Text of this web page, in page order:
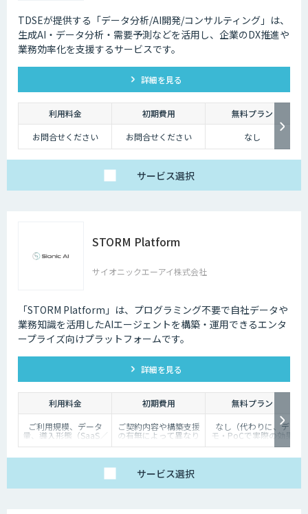
形態素解析、構文解析はコンピューターの得意分野ですが、意味解析や文
脈解析は曖昧な表現や文化による違いなどルール化が難しく、自動翻訳を
GoogleやYahooの検索エンジンによる検索、自動翻訳サイトや、Appleの
SiriやGoogleEchoの音声認識などに自然言語処理の技術は使われていま
す。
この課題を解決するためにAI・人工知能が活用されています。大量のデー
タを高速にコンピューターに学習できる「機械学習」の技術が進歩したこ
とで、より人間に近いような精度に向上しました。
TDSEが提供する「データ分析/AI開発/コンサルティング」は、
生成AI・データ分析・需要予測などを活用し、企業のDX推進や
業務効率化を支援するサービスです。
詳細を見る
利用料金 初期費用
無料プラン
お問合せください
お問合せください なし
サービス選択
STORM Platform
サイオニックエーアイ株式会社
「STORM Platform」は、プログラミング不要で自社データや
業務知識を活用したAIエージェントを構築・運用できるエンタ
ープライズ向けプラットフォームです。
詳細を見る
利用料金 初期費用
無料プラン
ご利用規模、データ
量、導入形態（SaaS／
オンプレミス等）に応
ご契約内容や構築支援
の有無によって異なり
ます。詳しくはご相談
なし（代わりに、デ
モ・PoCで実際の効果
を体験いただけます）
サービス選択